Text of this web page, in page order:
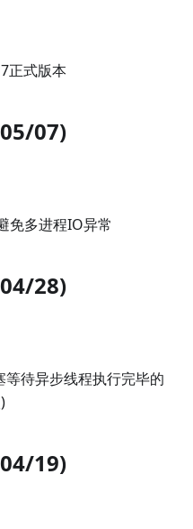
正式版本
07)
免多进程IO异常
28)
待异步线程执行完毕的
19)